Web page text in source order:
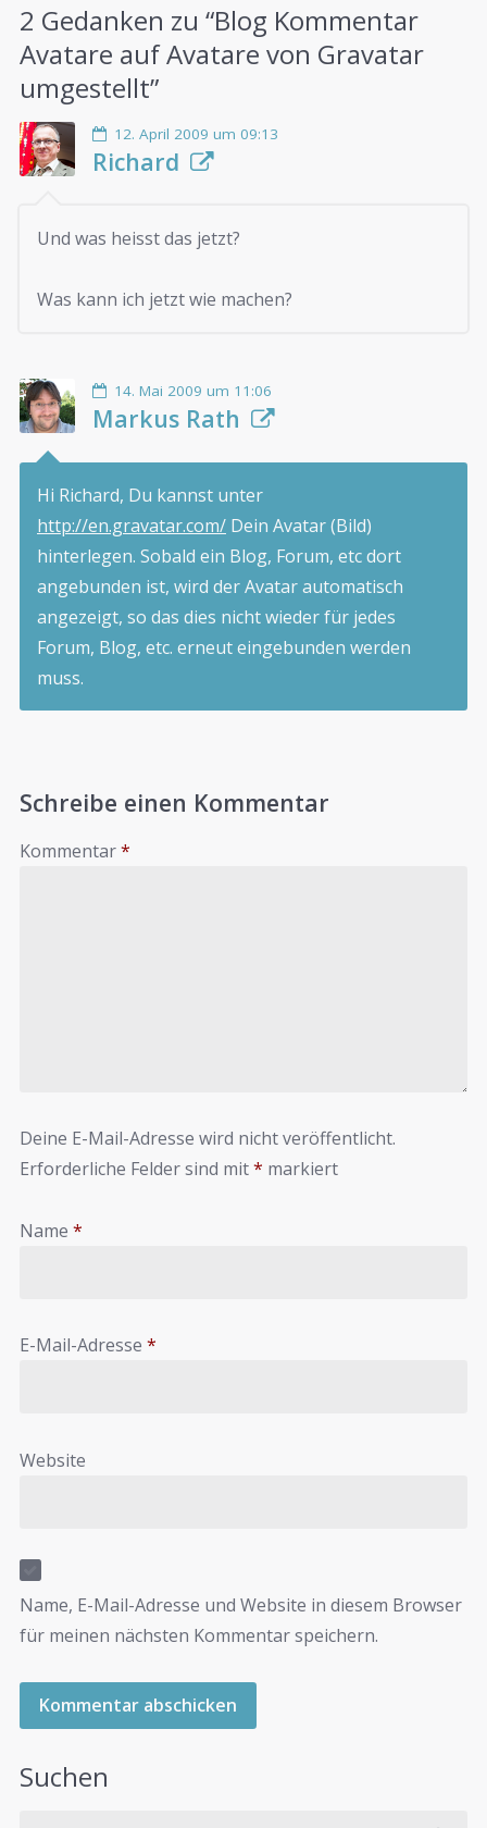
2 Gedanken zu “Blog Kommentar
Avatare auf Avatare von Gravatar
umgestellt”
12. April 2009 um 09:13
Richard
Und was heisst das jetzt?
Was kann ich jetzt wie machen?
14. Mai 2009 um 11:06
Markus Rath
Hi Richard, Du kannst unter
http://en.gravatar.com/ Dein Avatar (Bild)
hinterlegen. Sobald ein Blog, Forum, etc dort
angebunden ist, wird der Avatar automatisch
angezeigt, so das dies nicht wieder für jedes
Forum, Blog, etc. erneut eingebunden werden
muss.
Schreibe einen Kommentar
Kommentar*
Deine E-Mail-Adresse wird nicht veröffentlicht.
Erforderliche Felder sind mit* markiert
Name *
E-Mail-Adresse *
Website
Name, E-Mail-Adresse und Website in diesem Browser
für meinen nächsten Kommentar speichern.
Suchen